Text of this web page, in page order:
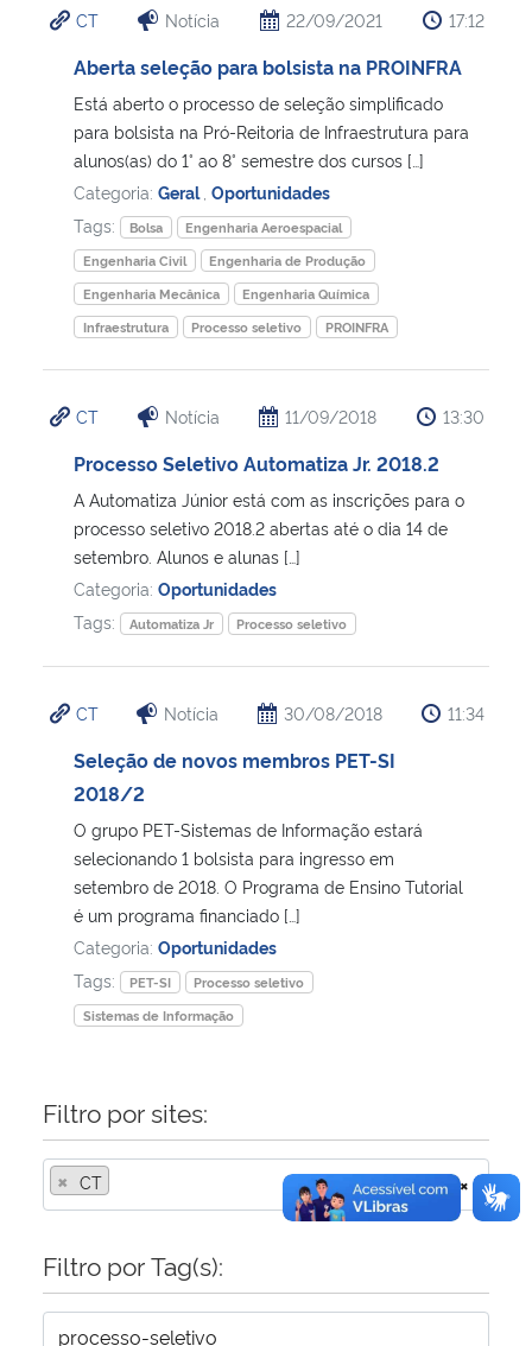
Ministério da Cidadania
Ministério de Minas e Energia
Ministério da Ciência, Tecnologia, Inovações e Comunicações
Ministério do Meio Ambiente
Ministério do Turismo
Controladoria-Geral da União
Ministério da Mulher, da Família e dos Direitos Humanos
Secretaria-Geral
Gabinete de Segurança Institucional
Advocacia-Geral da União
Banco Central do Brasil
CT Notícia 22/09/2021 17:12
Aberta seleção para bolsista na PROINFRA
Está aberto o processo de seleção simplificado
para bolsista na Pró-Reitoria de Infraestrutura para
alunos(as) do 1° ao 8° semestre dos cursos […]
Categoria: Geral Oportunidades
Tags:
Bolsa
Engenharia Aeroespacial
Engenharia Civil
Engenharia de Produção
Engenharia Mecânica
Engenharia Química
Infraestrutura
Processo seletivo PROINFRA
CT Notícia 11/09/2018 13:30
Processo Seletivo Automatiza Jr. 2018.2
A Automatiza Júnior está com as inscrições para o
processo seletivo 2018.2 abertas até o dia 14 de
setembro. Alunos e alunas […]
Categoria: Oportunidades
Tags:
Automatiza Jr Processo seletivo
CT Notícia 30/08/2018 11:34
Seleção de novos membros PET-SI
2018/2
O grupo PET-Sistemas de Informação estará
selecionando 1 bolsista para ingresso em
setembro de 2018. O Programa de Ensino Tutorial
é um programa financiado […]
Categoria: Oportunidades
Tags:
PET-SI
Processo seletivo
Sistemas de Informação
Filtro por sites:
×
× CT
Filtro por Tag(s):